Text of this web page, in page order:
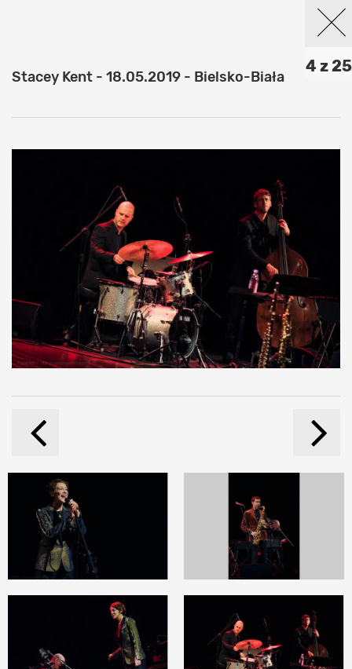
4 z 25
Stacey Kent - 18.05.2019 - Bielsko-Biała